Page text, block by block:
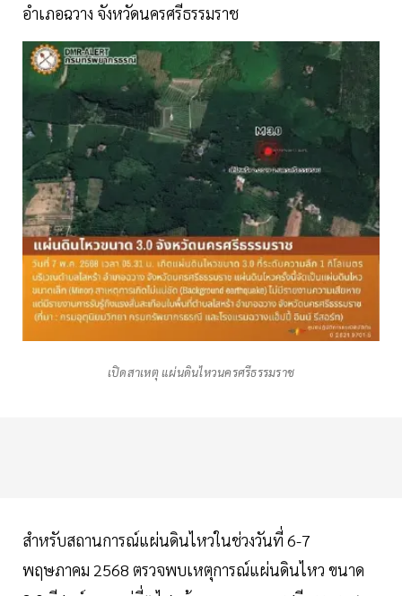
อำเภอฉวาง จังหวัดนครศรีธรรมราช
เปิดสาเหตุ แผ่นดินไหวนครศรีธรรมราช
สำหรับสถานการณ์แผ่นดินไหวในช่วงวันที่ 6-7
พฤษภาคม 2568 ตรวจพบเหตุการณ์แผ่นดินไหว ขนาด